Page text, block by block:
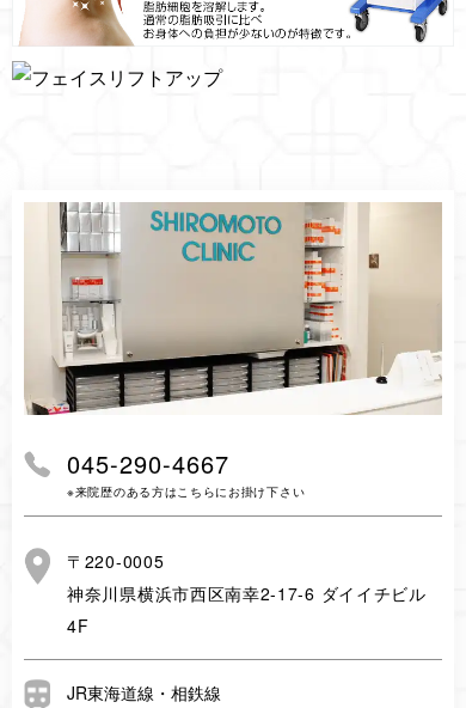
045-290-4667
※来院歴のある方はこちらにお掛け下さい
〒220-0005
神奈川県横浜市西区南幸2-17-6 ダイイチビル
4F
JR東海道線・相鉄線